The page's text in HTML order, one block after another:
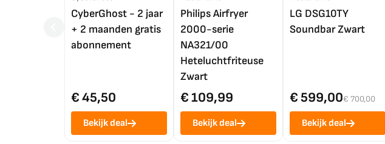
CyberGhost - 2 jaar
+ 2 maanden gratis
abonnement
€ 45,50
Bekijk deal
Philips Airfryer
2000-serie
NA321/00
Heteluchtfriteuse
Zwart
€ 109,99
Bekijk deal
LG DSG10TY
Soundbar Zwart
€ 599,00€ 700,00
Bekijk deal